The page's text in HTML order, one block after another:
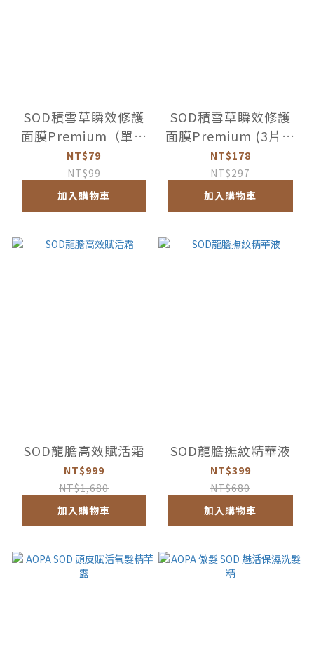
SOD積雪草瞬效修護
面膜Premium（單片
裸裝）
NT$79
NT$99
加入購物車
SOD積雪草瞬效修護
面膜Premium (3片盒
裝)
NT$178
NT$297
加入購物車
SOD龍膽高效賦活霜
NT$999
NT$1,680
加入購物車
SOD龍膽撫紋精華液
NT$399
NT$680
加入購物車